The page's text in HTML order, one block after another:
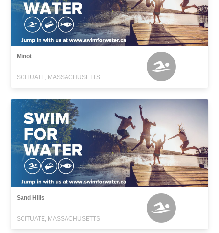
Minot
SCITUATE, MASSACHUSETTS
Sand Hills
SCITUATE, MASSACHUSETTS